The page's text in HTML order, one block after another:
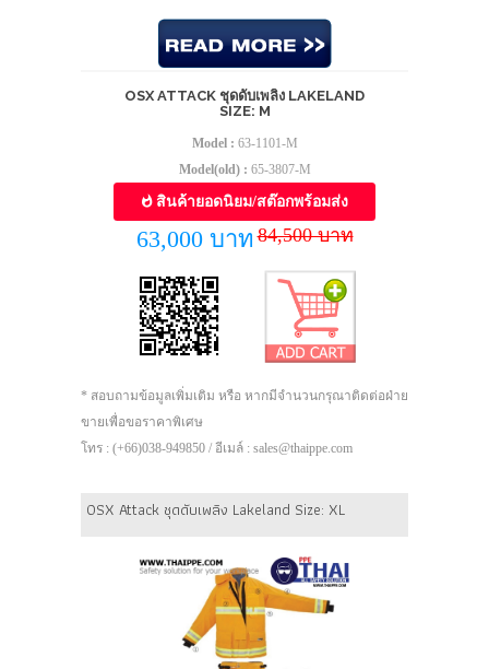
OSX ATTACK ชุดดับเพลิง LAKELAND
SIZE: M
Model : 63-1101-M
Model(old) : 65-3807-M
สินค้ายอดนิยม/สต๊อกพร้อมส่ง
63,000 บาท 84,500 บาท
* สอบถามข้อมูลเพิ่มเติม หรือ หากมีจำนวนกรุณาติดต่อฝ่าย
ขายเพื่อขอราคาพิเศษ
โทร : (+66)038-949850 / อีเมล์ : sales@thaippe.com
OSX Attack ชุดดับเพลิง Lakeland Size: XL